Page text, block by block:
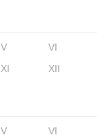
V
VI
XI XII
V
VI